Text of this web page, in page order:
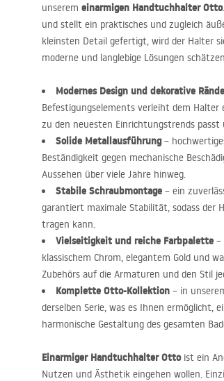
unserem einarmigen Handtuchhalter Otto
und stellt ein praktisches und zugleich
kleinsten Detail gefertigt, wird der Halter
moderne und langlebige Lösungen
Modernes Design und dekorative
Befestigungselements verleiht dem Halter
zu den neuesten Einrichtungstrends
Solide Metallausführung–
Beständigkeit gegen mechanische
Aussehen über viele Jahre hinweg.
Stabile Schraubmontage – ein
garantiert maximale Stabilität, sodass der
tragen kann.
Vielseitigkeit und reiche Farbpalette –
klassischem Chrom, elegantem Gold und
Zubehörs auf die Armaturen und den Stil
Komplette Otto-Kollektion – in
derselben Serie, was es Ihnen ermöglicht,
harmonische Gestaltung des gesamten
Einarmiger Handtuchhalter Ottoist ein
Nutzen und Ästhetik eingehen wollen.